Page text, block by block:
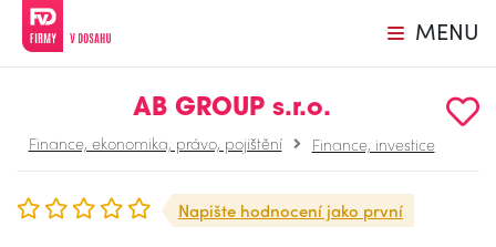
MENU
AB GROUP s.r.o.
Finance, ekonomika, právo, pojištění Finance, investice
Napište hodnocení jako první